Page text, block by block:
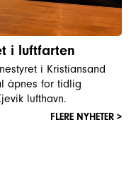
i luftfarten
i Kristiansand
åpnes for tidlig
lufthavn.
FLERE NYHETER >